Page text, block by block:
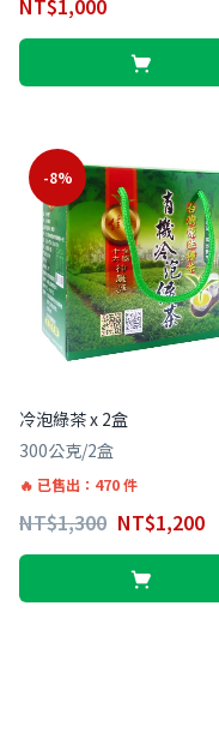
-8%
冷泡綠茶 x 2盒
300公克/2盒
已售出：470 件
NT$1,300 NT$1,200